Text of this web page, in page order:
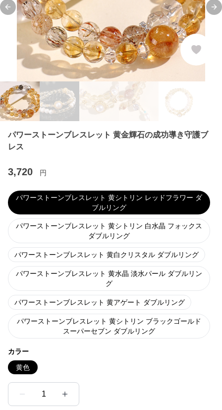
Previous slide
パワーストーンブレスレット 黄金輝石の成功導き守護ブ
レス
3,720 円
パワーストーンブレスレット 黄シトリン レッドフラワー ダ
ブルリング
パワーストーンブレスレット 黄シトリン 白水晶 フォックス
ダブルリング
パワーストーンブレスレット 黄白クリスタル ダブルリング
パワーストーンブレスレット 黄水晶 淡水パール ダブルリン
グ
パワーストーンブレスレット 黄アゲート ダブルリング
パワーストーンブレスレット 黄シトリン ブラックゴールド
スーパーセブン ダブルリング
カラー
黄色
1